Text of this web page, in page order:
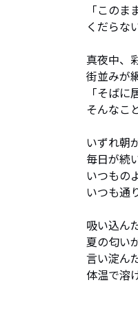
「この
くだらな
真夜中、
街並みが
「そば
そんなこ
いずれ朝
毎日が続
いつもの
いつも通
吸い込ん
夏の匂い
言い淀ん
体温で溶